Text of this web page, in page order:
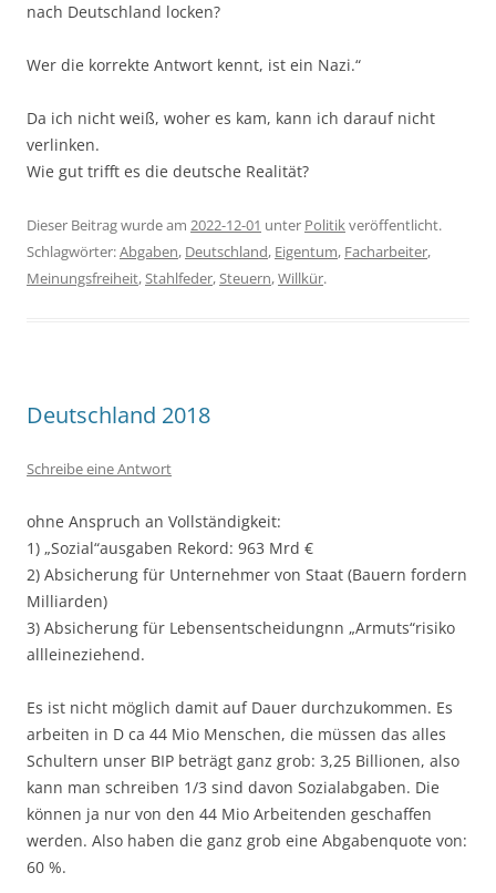
nach Deutschland locken?
Wer die korrekte Antwort kennt, ist ein Nazi.“
Da ich nicht weiß, woher es kam, kann ich darauf nicht
verlinken.
Wie gut trifft es die deutsche Realität?
Dieser Beitrag wurde am 2022-12-01 unter Politikveröffentlicht.
Schlagwörter:Abgaben, Deutschland, Eigentum, Facharbeiter,
Meinungsfreiheit,Stahlfeder,Steuern,Willkür.
Deutschland 2018
Schreibe eine Antwort
ohne Anspruch an Vollständigkeit:
1) „Sozial“ausgaben Rekord: 963 Mrd €
2) Absicherung für Unternehmer von Staat (Bauern fordern
Milliarden)
3) Absicherung für Lebensentscheidungnn „Armuts“risiko
allleineziehend.
Es ist nicht möglich damit auf Dauer durchzukommen. Es
arbeiten in D ca 44 Mio Menschen, die müssen das alles
Schultern unser BIP beträgt ganz grob: 3,25 Billionen, also
kann man schreiben 1/3 sind davon Sozialabgaben. Die
können ja nur von den 44 Mio Arbeitenden geschaffen
werden. Also haben die ganz grob eine Abgabenquote von:
60 %.